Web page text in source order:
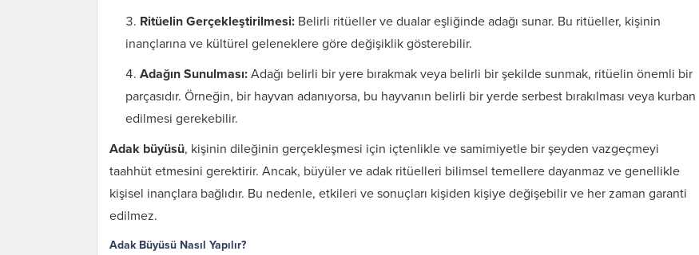
Ritüelin Gerçekleştirilmesi: Belirli ritüeller ve dualar eşliğinde adağı sunar. Bu ritüeller, kişinin
inançlarına ve kültürel geleneklere göre değişiklik gösterebilir.
Adağın Sunulması: Adağı belirli bir yere bırakmak veya belirli bir şekilde sunmak, ritüelin önemli bir
parçasıdır. Örneğin, bir hayvan adanıyorsa, bu hayvanın belirli bir yerde serbest bırakılması veya kurban
edilmesi gerekebilir.
Adak büyüsü, kişinin dileğinin gerçekleşmesi için içtenlikle ve samimiyetle bir şeyden vazgeçmeyi
taahhüt etmesini gerektirir. Ancak, büyüler ve adak ritüelleri bilimsel temellere dayanmaz ve genellikle
kişisel inançlara bağlıdır. Bu nedenle, etkileri ve sonuçları kişiden kişiye değişebilir ve her zaman garanti
edilmez.
Adak Büyüsü Nasıl Yapılır?